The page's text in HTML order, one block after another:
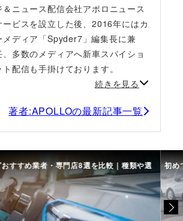
＆ニュース配信会社アポロニュース
ービスを設立した後、2016年にはカ
メディア「Spyder7」編集長に兼
、多数のメディアへ新車スパイショ
ト配信も手掛けております。
続きを見る
著者:APOLLOの最新記事一覧
すすめ業者・専門店8選を比較｜種類や選 初め